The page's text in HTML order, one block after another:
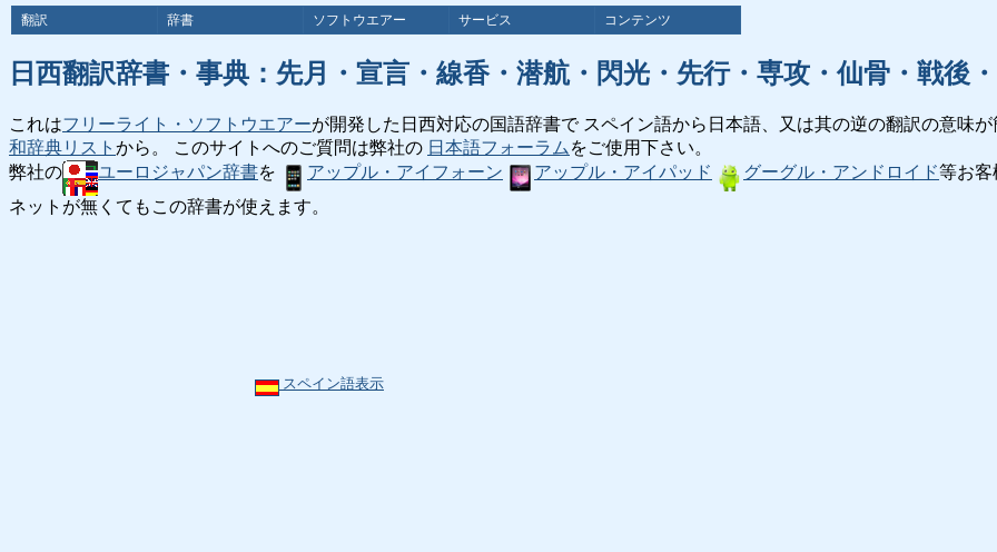
翻訳 辞書 ソフトウエアー サービス コンテンツ
日西翻訳辞書・事典：先月・宣言・線香・潜航・閃光・先行・専攻・仙骨・戦後
これはフリーライト・ソフトウエアーが開発した日西対応の国語辞書で スペイン語から日本語、又は其の逆の翻訳の意味
和辞典リスト から。 このサイトへのご質問は弊社の 日本語フォーラム をご使用下さい。
弊社の
ユーロジャパン辞書を アップル・アイフォーン アップル・アイパッド グーグル・アンドロイド等お客
ネットが無くてもこの辞書が使えます。
スペイン語表示